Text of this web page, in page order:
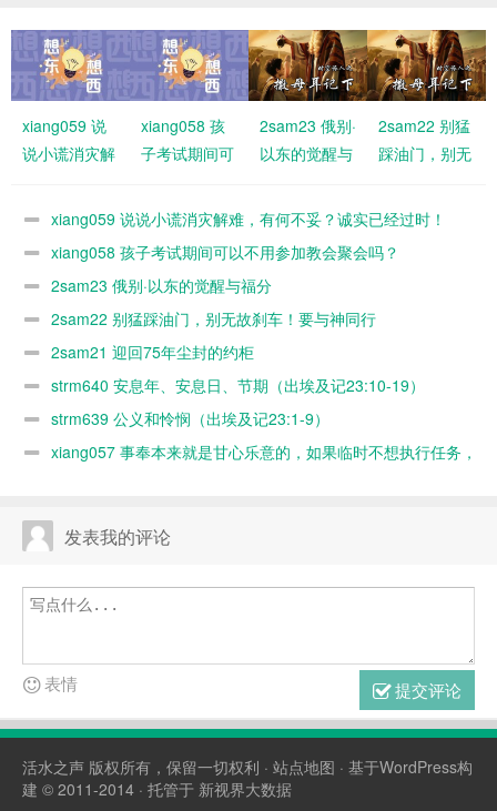
xiang059 说
说小谎消灾解
xiang058 孩
子考试期间可
会聚会吗？
2sam23 俄别·
以东的觉醒与
2sam22 别猛
踩油门，别无
神同行
xiang059 说说小谎消灾解难，有何不妥？诚实已经过时！
xiang058 孩子考试期间可以不用参加教会聚会吗？
2sam23 俄别·以东的觉醒与福分
2sam22 别猛踩油门，别无故刹车！要与神同行
2sam21 迎回75年尘封的约柜
strm640 安息年、安息日、节期（出埃及记23:10-19）
strm639 公义和怜悯（出埃及记23:1-9）
xiang057 事奉本来就是甘心乐意的，如果临时不想执行任务，
发表我的评论
提交评论
表情
活水之声 版权所有，保留一切权利 · 站点地图 · 基于WordPress构
建 © 2011-2014 · 托管于 新视界大数据